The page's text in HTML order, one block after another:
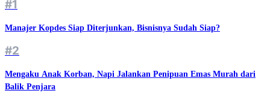
#1
Manajer Kopdes Siap Diterjunkan, Bisnisnya Sudah Siap?
#2
Mengaku Anak Korban, Napi Jalankan Penipuan Emas Murah dari
Balik Penjara